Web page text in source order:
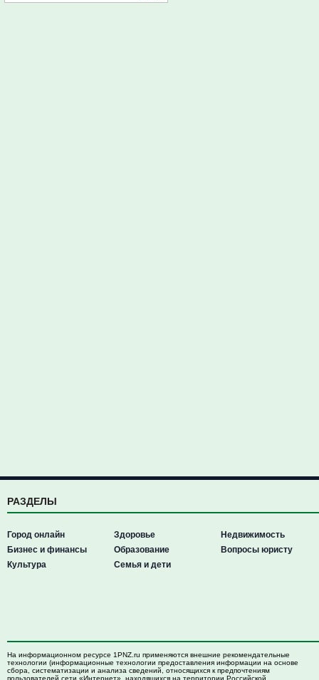
РАЗДЕЛЫ
Город онлайн
Бизнес и финансы
Культура
Здоровье
Образование
Семья и дети
Недвижимость
Вопросы юристу
На информационном ресурсе 1PNZ.ru применяются внешние рекомендательные
технологии (информационные технологии предоставления информации на основе
сбора, систематизации и анализа сведений, относящихся к предпочтениям
пользователей сети «Интернет», находящихся на территории Российской